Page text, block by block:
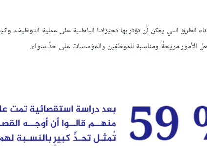
الطرق التي يمكن أن تؤثر بها تحيّزاتنا الباطنية على عملية
الأمور مريحةً ومناسبة للموظفين والمؤسسات على حدٍّ سواء.